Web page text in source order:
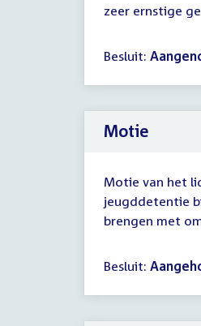
zeer ernstige
Besluit:
Motie
Motie van het
jeugddetentie
brengen met
Besluit: